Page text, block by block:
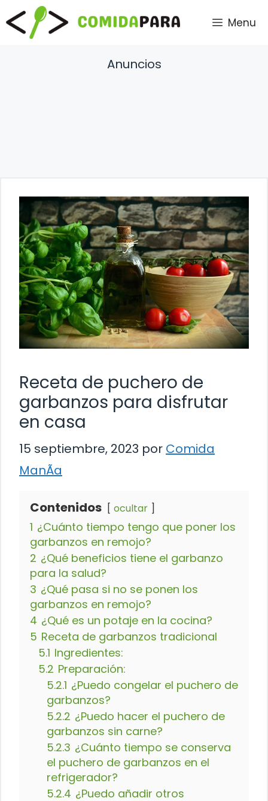
Saltar
al
contenido
Menu
Anuncios
Receta de puchero de
garbanzos para disfrutar
en casa
15 septiembre, 2023 por Comida
ManÃ­a
Contenidos ocultar
1 ¿Cuánto tiempo tengo que poner los
garbanzos en remojo?
2 ¿Qué beneficios tiene el garbanzo
para la salud?
3 ¿Qué pasa si no se ponen los
garbanzos en remojo?
4 ¿Qué es un potaje en la cocina?
5 Receta de garbanzos tradicional
5.1 Ingredientes:
5.2 Preparación:
5.2.1 ¿Puedo congelar el puchero de
garbanzos?
5.2.2 ¿Puedo hacer el puchero de
garbanzos sin carne?
5.2.3 ¿Cuánto tiempo se conserva
el puchero de garbanzos en el
refrigerador?
5.2.4 ¿Puedo añadir otros